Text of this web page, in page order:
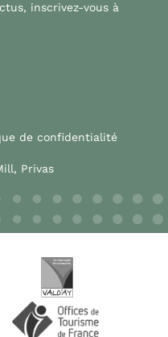
inscrivez-vous à
de confidentialité
Privas